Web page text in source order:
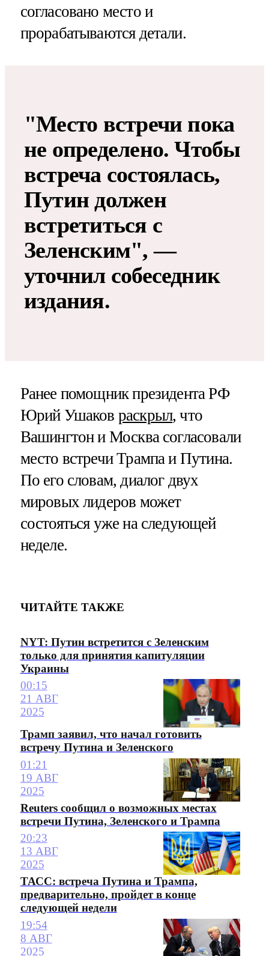
согласовано место и
прорабатываются детали.
"Место встречи пока
не определено. Чтобы
встреча состоялась,
Путин должен
встретиться с
Зеленским", —
уточнил собеседник
издания.
Ранее помощник президента РФ
Юрий Ушаков раскрыл, что
Вашингтон и Москва согласовали
место встречи Трампа и Путина.
По его словам, диалог двух
мировых лидеров может
состояться уже на следующей
неделе.
ЧИТАЙТЕ ТАКЖЕ
NYT: Путин встретится с Зеленским
только для принятия капитуляции
Украины
00:15
21 АВГ
2025
Трамп заявил, что начал готовить
встречу Путина и Зеленского
01:21
19 АВГ
2025
Reuters сообщил о возможных местах
встречи Путина, Зеленского и Трампа
20:23
13 АВГ
2025
ТАСС: встреча Путина и Трампа,
предварительно, пройдет в конце
следующей недели
19:54
8 АВГ
2025